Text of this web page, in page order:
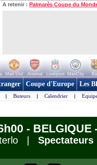
A retenir : Palmarès Coupe du
Man Utd Arsenal Liverpool ManCity
Coupe d'Europe Les
| Buteurs | Calendrier |
-
| Spectateurs